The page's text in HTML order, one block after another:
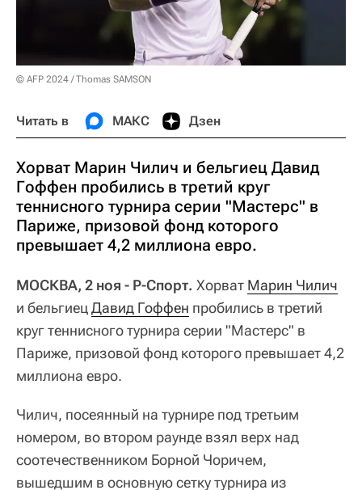
© AFP 2024 / Thomas SAMSON
Читать в МАКС Дзен
Хорват Марин Чилич и бельгиец Давид
Гоффен пробились в третий круг
теннисного турнира серии "Мастерс" в
Париже, призовой фонд которого
превышает 4,2 миллиона евро.
МОСКВА, 2 ноя - Р-Спорт. Хорват Марин Чилич
и бельгиецДавид Гоффен пробились в третий
круг теннисного турнира серии "Мастерс" в
Париже, призовой фонд которого превышает 4,2
миллиона евро.
Чилич, посеянный на турнире под третьим
номером, во втором раунде взял верх над
соотечественником Борной Чоричем,
вышедшим в основную сетку турнира из